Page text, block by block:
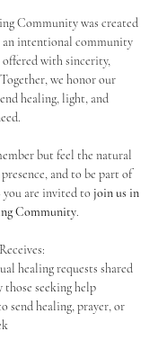
Community was created
an intentional community
offered with sincerity,
we honor our
healing, light, and
but feel the natural
and to be part of
are invited to join us in
Community.
healing requests shared
those seeking help
send healing, prayer, or